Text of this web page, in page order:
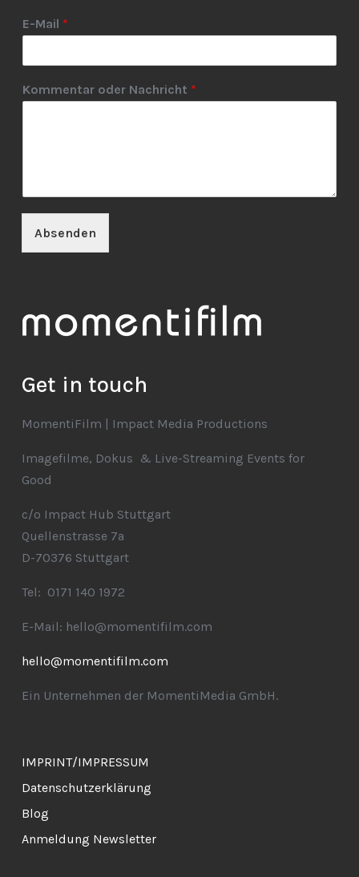
E-Mail *
Kommentar oder Nachricht *
Absenden
Get in touch
MomentiFilm | Impact Media Productions
Imagefilme, Dokus & Live-Streaming Events for
Good
c/o Impact Hub Stuttgart
Quellenstrasse 7a
D-70376 Stuttgart
Tel: 0171 140 1972
E-Mail: hello@momentifilm.com
hello@momentifilm.com
Ein Unternehmen der MomentiMedia GmbH.
IMPRINT/IMPRESSUM
Datenschutzerklärung
Blog
Anmeldung Newsletter